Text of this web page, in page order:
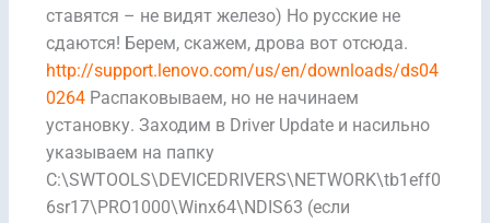
ставятся – не видят железо) Но русские не
сдаются! Берем, скажем, дрова вот отсюда.
http://support.lenovo.com/us/en/downloads/ds04
0264Распаковываем, но не начинаем
установку. Заходим в Driver Update и насильно
указываем на папку
C:\SWTOOLS\DEVICEDRIVERS\NETWORK\tb1eff0
6sr17\PRO1000\Winx64\NDIS63 (если